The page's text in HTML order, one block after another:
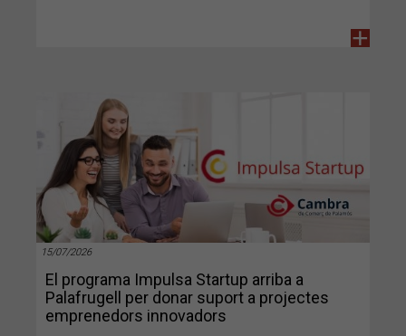
+
15/07/2026
El programa Impulsa Startup arriba a
Palafrugell per donar suport a projectes
emprenedors innovadors